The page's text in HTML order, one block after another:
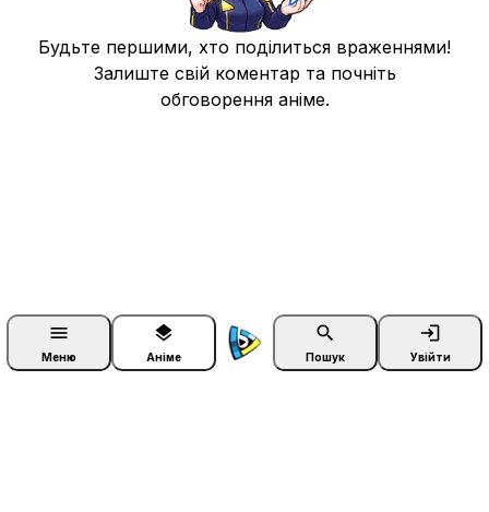
menu
Меню
layers
Аніме
search
Пошук
login
Увійти
Будьте першими, хто поділиться враженнями!
Залиште свій коментар та почніть
обговорення аніме.